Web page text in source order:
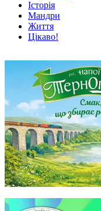
Історія
Мандри
Життя
Цікаво!